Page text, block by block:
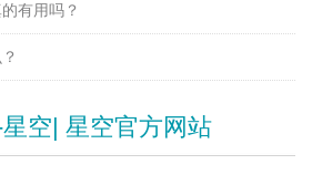
有用吗？
空| 星空官方网站